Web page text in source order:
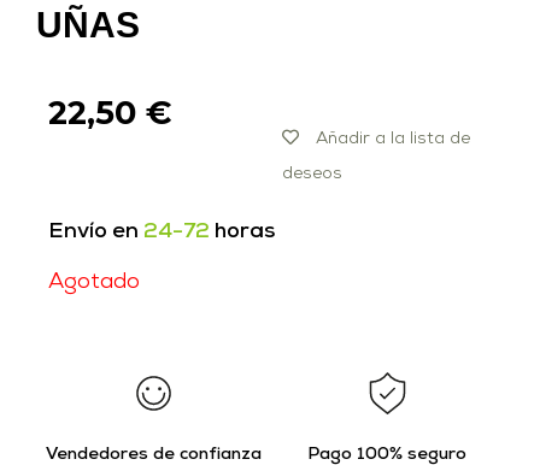
UÑAS
22,50 €
Añadir a la lista de
deseos
Envío en 24-72 horas
Agotado
Vendedores de confianza Pago 100% seguro